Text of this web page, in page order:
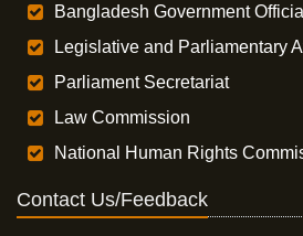
Bangladesh Government
Legislative and Parliamentary
Parliament Secretariat
Law Commission
National Human Rights
Contact Us/Feedback